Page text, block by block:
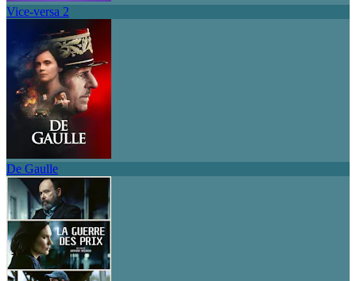
Vice-versa 2
De Gaulle